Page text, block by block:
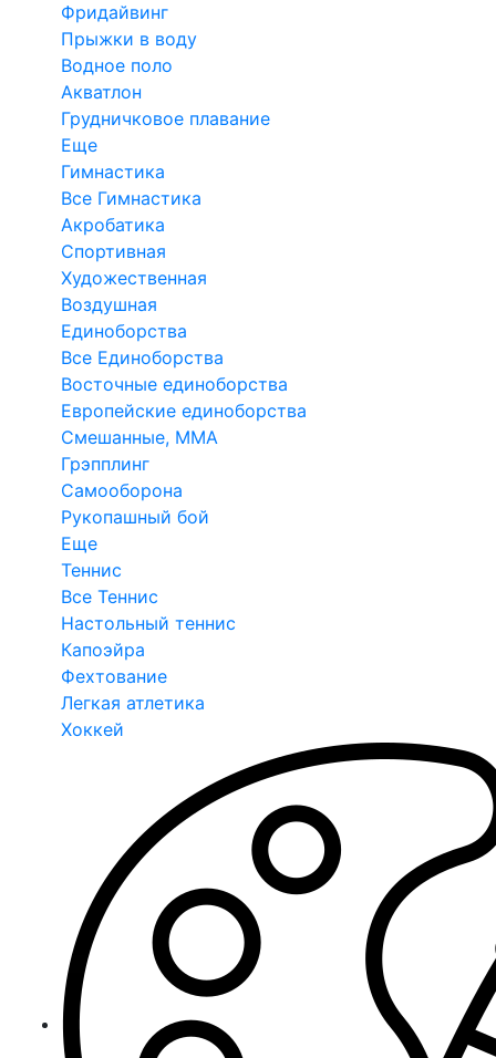
Фридайвинг
Прыжки в воду
Водное поло
Акватлон
Грудничковое плавание
Еще
Гимнастика
Все Гимнастика
Акробатика
Спортивная
Художественная
Воздушная
Единоборства
Все Единоборства
Восточные единоборства
Европейские единоборства
Смешанные, ММА
Грэпплинг
Самооборона
Рукопашный бой
Еще
Теннис
Все Теннис
Настольный теннис
Капоэйра
Фехтование
Легкая атлетика
Хоккей